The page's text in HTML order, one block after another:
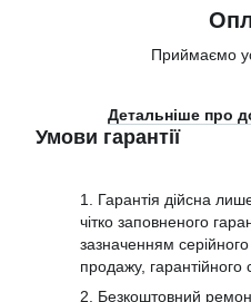
Приймаємо
Детальніше про
Умови гарантії
1. Гарантія дійсна
чітко заповненого
зазначенням
продажу, гарантійного
2. Безкоштовний